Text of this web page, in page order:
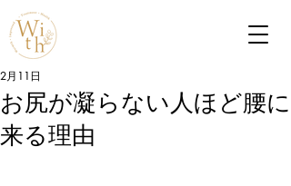
お尻が凝らない人ほど腰に
来る理由
2月11日